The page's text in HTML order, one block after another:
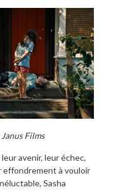
Films
avenir, leur échec,
à vouloir
Sasha